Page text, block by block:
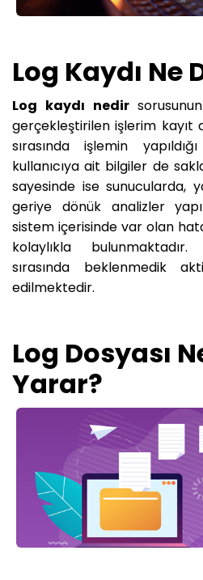
Log Kaydı Ne
Log kaydı nedir
gerçekleştirilen işlerim kayıt
sırasında işlemin
kullanıcıya ait bilgiler de
sayesinde ise sunucularda,
geriye dönük analizler
sistem içerisinde var olan
kolaylıkla bulunmaktadır.
sırasında beklenmedik
edilmektedir.
Log Dosyası
Yarar?